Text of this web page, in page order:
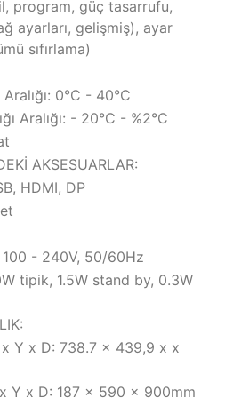
program, güç tasarrufu,
ayarları, gelişmiş), ayar
sıfırlama)
Aralığı: 0°C - 40°C
Aralığı: - 20°C - %2°C
AKSESUARLAR:
HDMI, DP
100 - 240V, 50/60Hz
tipik, 1.5W stand by, 0.3W
x Y x D: 738.7 x 439,9 x x
x Y x D: 187 x 590 x 900mm